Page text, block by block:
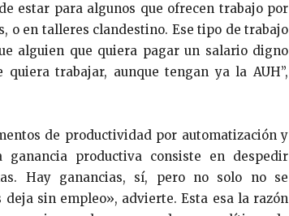
estar para algunos que ofrecen trabajo por
o en talleres clandestino. Ese tipo de trabajo
alguien que quiera pagar un salario digno
trabajar, aunque tengan ya la AUH”,
de productividad por automatización y
productiva consiste en despedir
Hay ganancias, sí, pero no solo no se
sin empleo», advierte. Esta esa la razón